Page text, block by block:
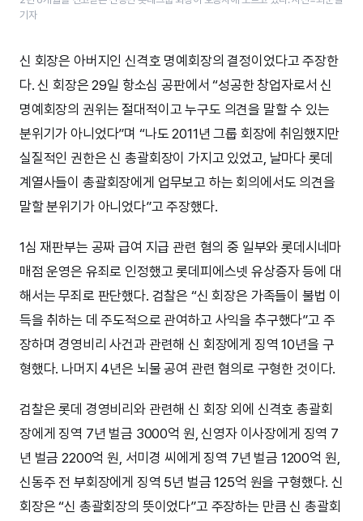
기자
신 회장은 아버지인 신격호 명예회장의 결정이었다고 주장한
다. 신 회장은 29일 항소심 공판에서 “성공한 창업자로서 신
명예회장의 권위는 절대적이고 누구도 의견을 말할 수 있는
분위기가 아니었다”며 “나도 2011년 그룹 회장에 취임했지만
실질적인 권한은 신 총괄회장이 가지고 있었고, 날마다 롯데
계열사들이 총괄회장에게 업무보고 하는 회의에서도 의견을
말할 분위기가 아니었다”고 주장했다.
1심 재판부는 공짜 급여 지급 관련 혐의 중 일부와 롯데시네마
매점 운영은 유죄로 인정했고 롯데피에스넷 유상증자 등에 대
해서는 무죄로 판단했다. 검찰은 “신 회장은 가족들이 불법 이
득을 취하는 데 주도적으로 관여하고 사익을 추구했다”고 주
장하며 경영비리 사건과 관련해 신 회장에게 징역 10년을 구
형했다. 나머지 4년은 뇌물 공여 관련 혐의로 구형한 것이다.
검찰은 롯데 경영비리와 관련해 신 회장 외에 신격호 총괄회
장에게 징역 7년 벌금 3000억 원, 신영자 이사장에게 징역 7
년 벌금 2200억 원, 서미경 씨에게 징역 7년 벌금 1200억 원,
신동주 전 부회장에게 징역 5년 벌금 125억 원을 구형했다. 신
회장은 “신 총괄회장의 뜻이었다”고 주장하는 만큼 신 총괄회